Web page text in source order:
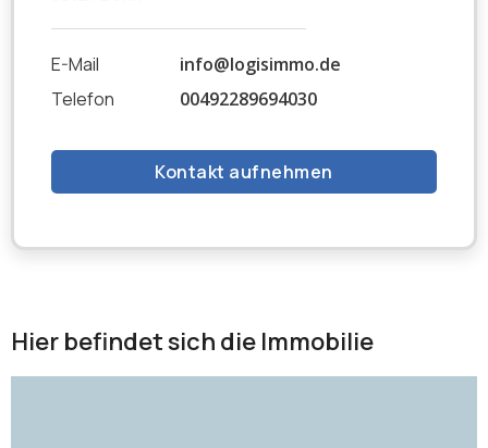
E-Mail
info@logisimmo.de
Telefon
00492289694030
Kontakt aufnehmen
Hier befindet sich die Immobilie